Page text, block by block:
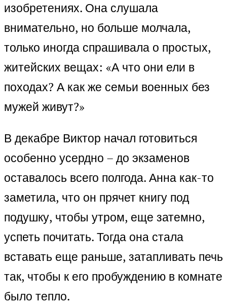
изобретениях. Она слушала
внимательно, но больше молчала,
только иногда спрашивала о простых,
житейских вещах: «А что они ели в
походах? А как же семьи военных без
мужей живут?»
В декабре Виктор начал готовиться
особенно усердно – до экзаменов
оставалось всего полгода. Анна как-то
заметила, что он прячет книгу под
подушку, чтобы утром, еще затемно,
успеть почитать. Тогда она стала
вставать еще раньше, затапливать печь
так, чтобы к его пробуждению в комнате
было тепло.